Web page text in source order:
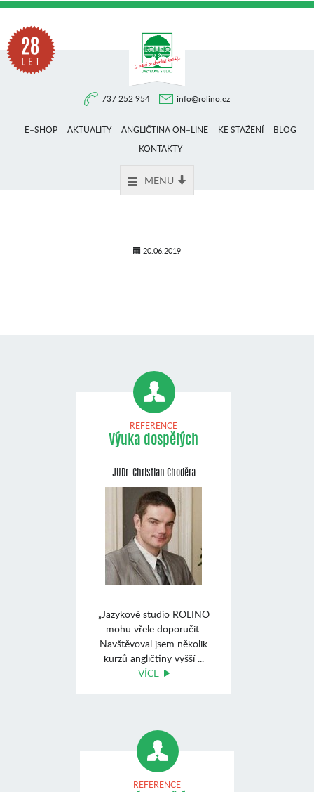
737 252 954 info@rolino.cz
E–SHOP AKTUALITY ANGLIČTINA ON–LINE KE STAŽENÍ
BLOG
KONTAKTY
MENU
20.06.2019
REFERENCE
Výuka dospělých
JUDr. Christian Choděra
„Jazykové studio ROLINO
mohu vřele doporučit.
Navštěvoval jsem několik
kurzů angličtiny vyšší ...
VÍCE
REFERENCE